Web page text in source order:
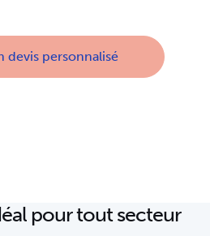
devis personnalisé
pour tout secteur